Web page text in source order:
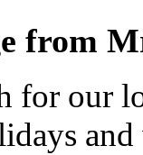
from
for our